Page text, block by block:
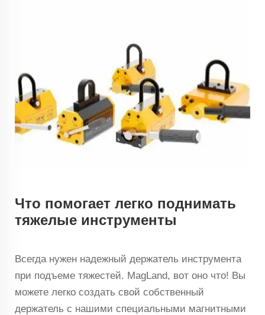
Что помогает легко поднимать
тяжелые инструменты
Всегда нужен надежный держатель инструмента
при подъеме тяжестей. MagLand, вот оно что! Вы
можете легко создать свой собственный
держатель с нашими специальными магнитными